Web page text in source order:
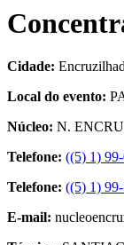
Cidade:
Local do evento:
Núcleo: N.
Telefone: ((5) 1)
Telefone: ((5) 1)
E-mail: